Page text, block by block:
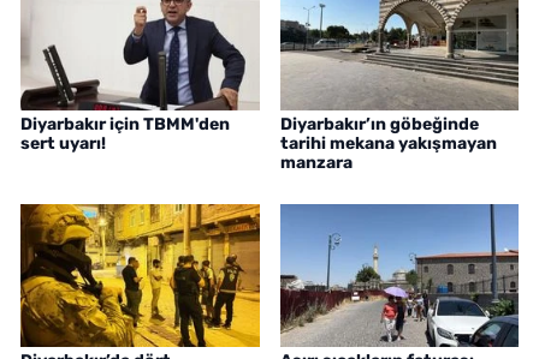
Diyarbakır için TBMM'den
sert uyarı!
Diyarbakır’ın göbeğinde
tarihi mekana yakışmayan
manzara